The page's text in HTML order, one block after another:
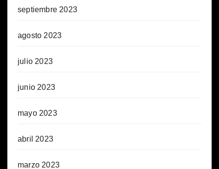
septiembre 2023
agosto 2023
julio 2023
junio 2023
mayo 2023
abril 2023
marzo 2023